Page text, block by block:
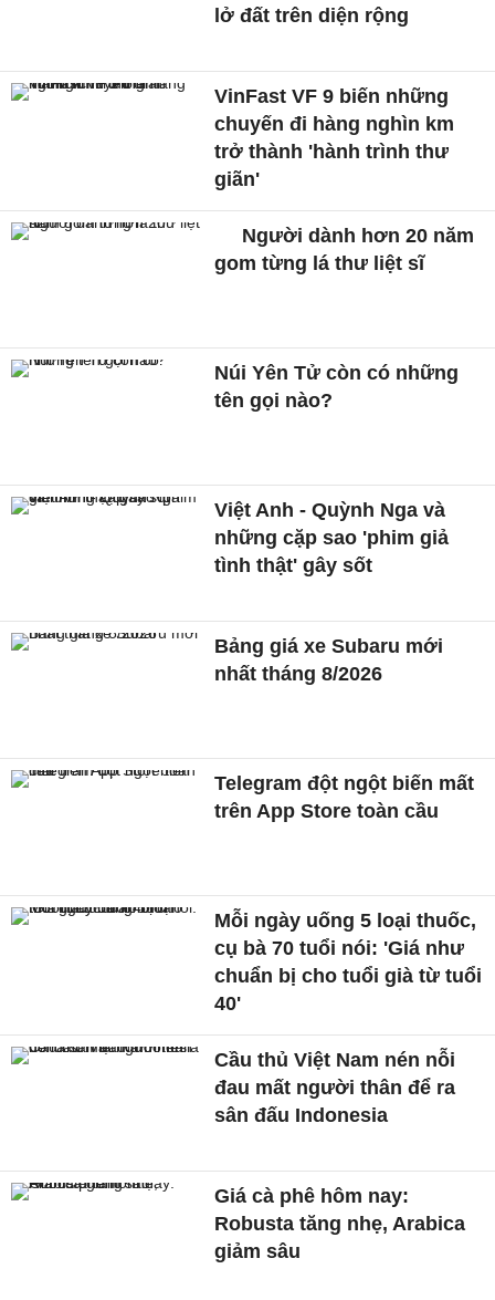
lở đất trên diện rộng
VinFast VF 9 biến những
chuyến đi hàng nghìn km
trở thành 'hành trình thư
giãn'
Người dành hơn 20 năm
gom từng lá thư liệt sĩ
Núi Yên Tử còn có những
tên gọi nào?
Việt Anh - Quỳnh Nga và
những cặp sao 'phim giả
tình thật' gây sốt
Bảng giá xe Subaru mới
nhất tháng 8/2026
Telegram đột ngột biến mất
trên App Store toàn cầu
Mỗi ngày uống 5 loại thuốc,
cụ bà 70 tuổi nói: 'Giá như
chuẩn bị cho tuổi già từ tuổi
40'
Cầu thủ Việt Nam nén nỗi
đau mất người thân để ra
sân đấu Indonesia
Giá cà phê hôm nay:
Robusta tăng nhẹ, Arabica
giảm sâu